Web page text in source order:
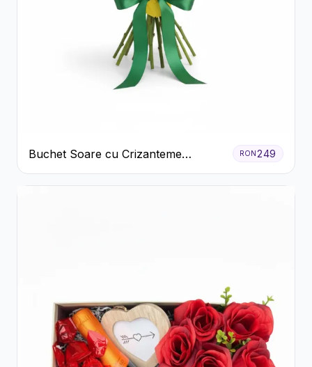
Buchet Soare cu Crizanteme
Galbene și Trandafiri Albi
RON 249